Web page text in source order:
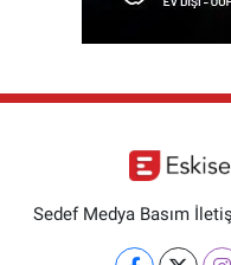
Sedef Medya Basım